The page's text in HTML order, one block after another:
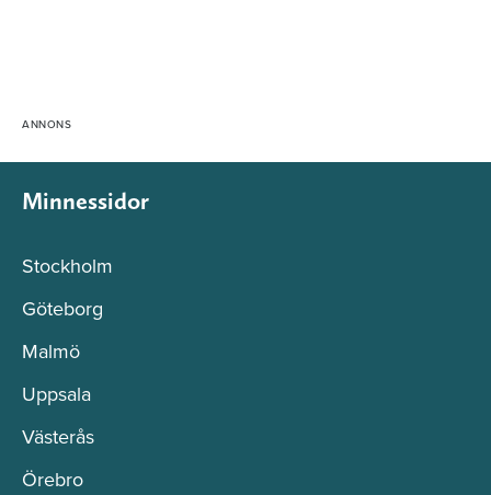
Minnessidor
Stockholm
Göteborg
Malmö
Uppsala
Västerås
Örebro